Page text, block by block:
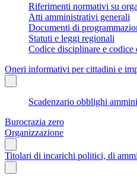
Riferimenti normativi su
Atti amministrativi generali
Documenti di
Statuti e leggi regionali
Codice disciplinare e codice
Oneri informativi per cittadini e
Scadenzario obblighi
Burocrazia zero
Organizzazione
Titolari di incarichi politici, di